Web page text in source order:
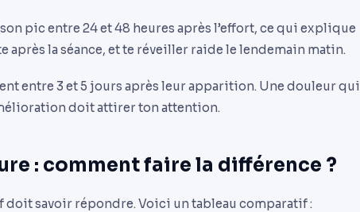
pic entre 24 et 48 heures après l’effort, ce qui explique
la séance, et te réveiller raide le lendemain matin.
entre 3 et 5 jours après leur apparition. Une douleur qui
doit attirer ton attention.
: comment faire la différence ?
doit savoir répondre. Voici un tableau comparatif :